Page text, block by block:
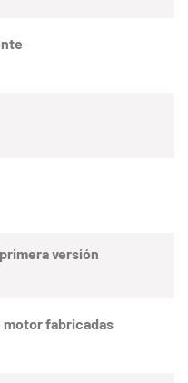
versión
motor fabricadas